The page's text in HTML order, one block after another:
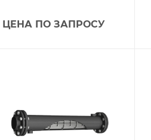
ЦЕНА ПО ЗАПРОСУ